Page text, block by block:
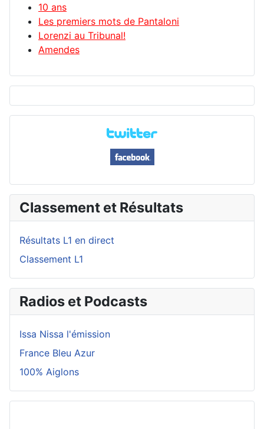
10 ans
Les premiers mots de Pantaloni
Lorenzi au Tribunal!
Amendes
Classement et Résultats
Résultats L1 en direct
Classement L1
Radios et Podcasts
Issa Nissa l'émission
France Bleu Azur
100% Aiglons